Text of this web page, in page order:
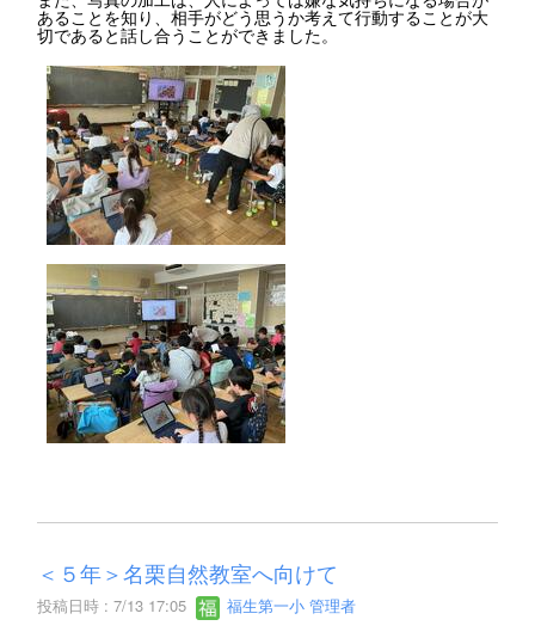
あることを知り、相手がどう思うか考えて行動することが大
切であると話し合うことができました。
＜５年＞名栗自然教室へ向けて
投稿日時 : 7/13 17:05 福生第一小 管理者